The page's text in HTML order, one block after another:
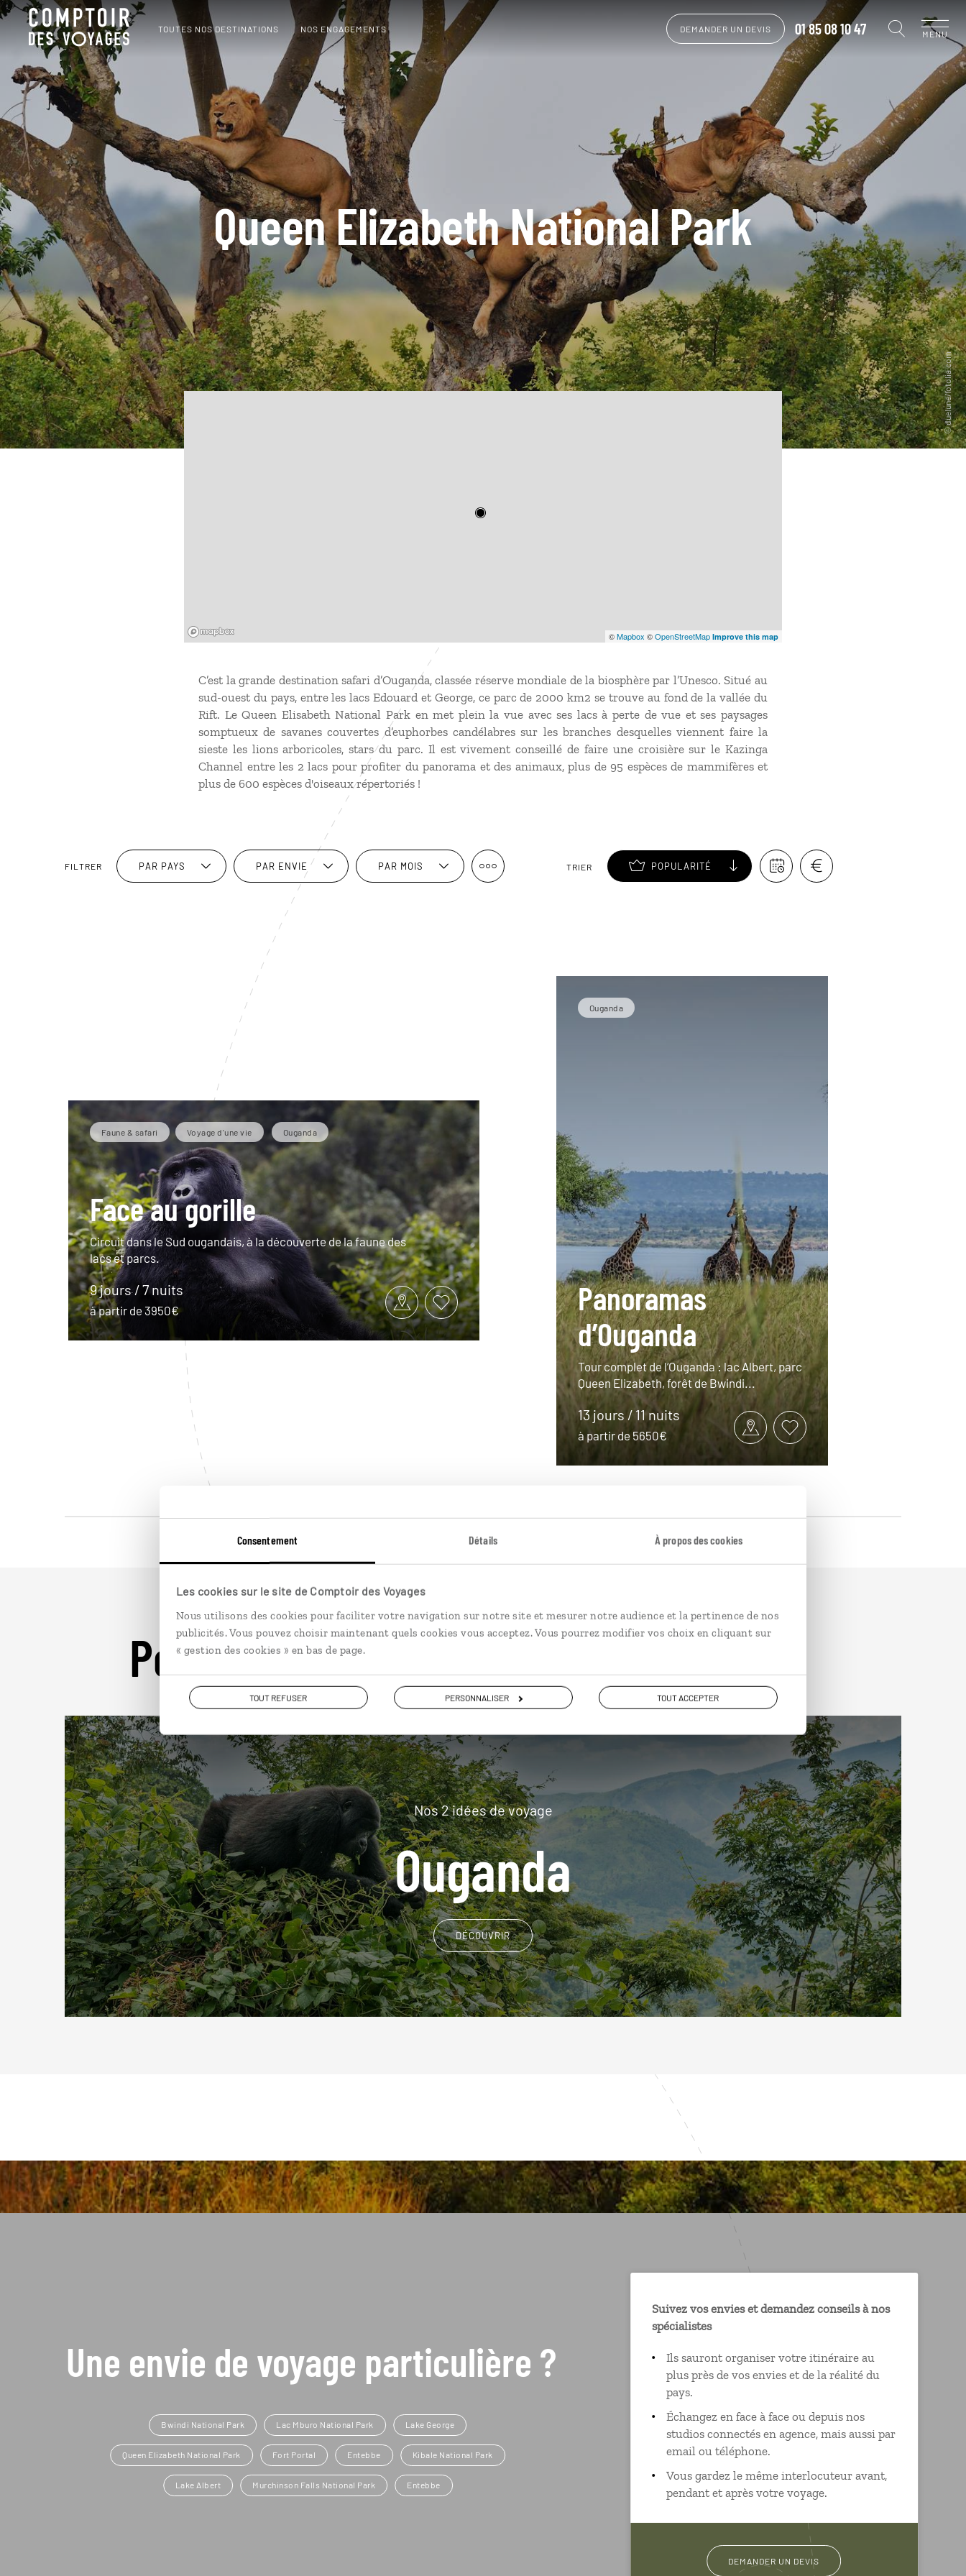
Consentement Détails À propos des cookies
Les cookies sur le site de Comptoir des Voyages
Nous utilisons des cookies pour faciliter votre navigation sur notre site et mesurer notre audience et la pertinence de nos
publicités. Vous pouvez choisir maintenant quels cookies vous acceptez. Vous pourrez modifier vos choix en cliquant sur
« gestion des cookies » en bas de page.
TOUT REFUSER PERSONNALISER TOUT ACCEPTER
TOUTES NOS DESTINATIONS NOS ENGAGEMENTS DEMANDER UN DEVIS 01 85 08 10 47 MENU
Queen Elizabeth National Park
©Mapbox ©OpenStreetMap Improve this map
C’est la grande destination safari d’Ouganda, classée réserve mondiale de la biosphère par l’Unesco. Situé au
sud-ouest du pays, entre les lacs Edouard et George, ce parc de 2000 km2 se trouve au fond de la vallée du
Rift. Le Queen Elisabeth National Park en met plein la vue avec ses lacs à perte de vue et ses paysages
somptueux de savanes couvertes d’euphorbes candélabres sur les branches desquelles viennent faire la
sieste les lions arboricoles, stars du parc. Il est vivement conseillé de faire une croisière sur le Kazinga
Channel entre les 2 lacs pour profiter du panorama et des animaux, plus de 95 espèces de mammifères et
plus de 600 espèces d'oiseaux répertoriés !
FILTRER PAR PAYS PAR ENVIE PAR MOIS TRIER POPULARITÉ
Faune & safari Voyage d'une vie Ouganda
Face au gorille
Circuit dans le Sud ougandais, à la découverte de la faune des
lacs et parcs.
9 jours / 7 nuits
à partir de 3950€
Ouganda
Panoramas
d’Ouganda
Tour complet de l’Ouganda : lac Albert, parc
Queen Elizabeth, forêt de Bwindi...
13 jours / 11 nuits
à partir de 5650€
Pour aller plus loin
Nos 2 idées de voyage
Ouganda
DÉCOUVRIR
Une envie de voyage particulière ?
Bwindi National Park Lac Mburo National Park Lake George
Queen Elizabeth National Park Fort Portal Entebbe Kibale National Park
Lake Albert Murchinson Falls National Park Entebbe
Suivez vos envies et demandez conseils à nos
spécialistes
Ils sauront organiser votre itinéraire au
plus près de vos envies et de la réalité du
pays.
Échangez en face à face ou depuis nos
studios connectés en agence, mais aussi par
email ou téléphone.
Vous gardez le même interlocuteur avant,
pendant et après votre voyage.
DEMANDER UN DEVIS